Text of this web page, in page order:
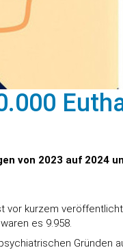
von 2023 auf 2024
kurzem
es 9.958.
Gründen